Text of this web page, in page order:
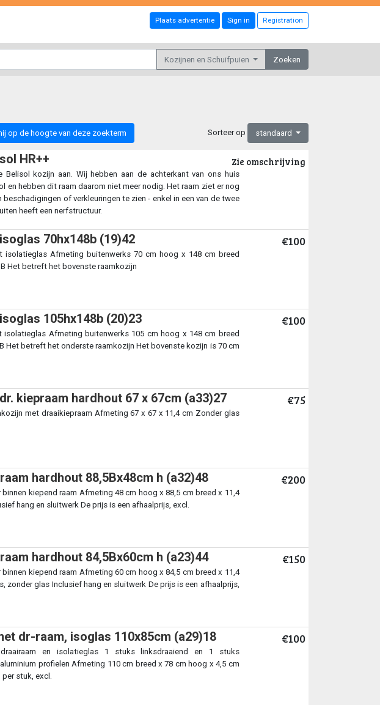
Plaats advertentie Sign in Registration
Kozijnen en Schuifpuien Zoeken
op de hoogte van deze zoekterm Sorteer op standaard
HR++ Zie omschrijving
Belisol kozijn aan. Wij hebben aan de achterkant van ons huis
en hebben dit raam daarom niet meer nodig. Het raam ziet er nog
of verkleuringen te zien - enkel in een van de twee
heeft een nerfstructuur.
70hx148b (19)42 €100
isolatieglas Afmeting buitenwerks 70 cm hoog x 148 cm breed
Het betreft het bovenste raamkozijn
105hx148b (20)23 €100
isolatieglas Afmeting buitenwerks 105 cm hoog x 148 cm breed
Het betreft het onderste raamkozijn Het bovenste kozijn is 70 cm
kiepraam hardhout 67 x 67cm (a33)27 €75
met draaikiepraam Afmeting 67 x 67 x 11,4 cm Zonder glas
hardhout 88,5Bx48cm h (a32)48 €200
kiepend raam Afmeting 48 cm hoog x 88,5 cm breed x 11,4
hang en sluitwerk De prijs is een afhaalprijs, excl.
hardhout 84,5Bx60cm h (a23)44 €150
kiepend raam Afmeting 60 cm hoog x 84,5 cm breed x 11,4
zonder glas Inclusief hang en sluitwerk De prijs is een afhaalprijs,
dr-raam, isoglas 110x85cm (a29)18 €100
draairaam en isolatieglas 1 stuks linksdraaiend en 1 stuks
profielen Afmeting 110 cm breed x 78 cm hoog x 4,5 cm
stuk, excl.